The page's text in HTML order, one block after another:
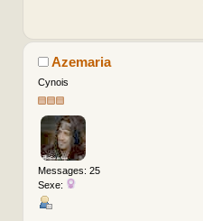
Azemaria
Cynois
Messages: 25
Sexe: